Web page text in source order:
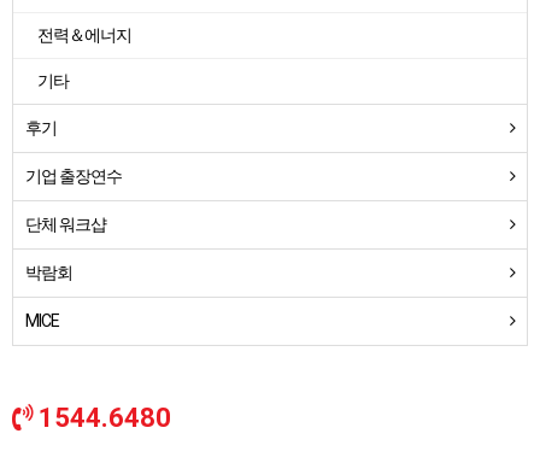
전력＆에너지
기타
후기
기업 출장연수
단체 워크샵
박람회
MICE
1544.6480